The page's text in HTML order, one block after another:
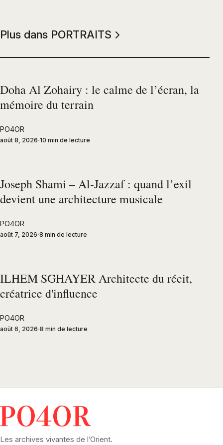
Plus dans PORTRAITS
Doha Al Zohairy : le calme de l’écran, la
mémoire du terrain
PO4OR
août 8, 2026 10 min de lecture
Joseph Shami – Al-Jazzaf : quand l’exil
devient une architecture musicale
PO4OR
août 7, 2026 8 min de lecture
ILHEM SGHAYER Architecte du récit,
créatrice d'influence
PO4OR
août 6, 2026 8 min de lecture
Les archives vivantes de l’Orient.